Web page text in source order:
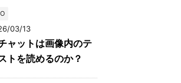
03/13
ャットは画像内のテ
トを読めるのか？